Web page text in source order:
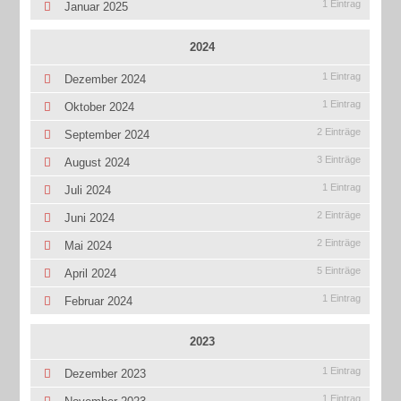
Januar 2025 1 Eintrag
2024
Dezember 2024 1 Eintrag
Oktober 2024 1 Eintrag
September 2024 2 Einträge
August 2024 3 Einträge
Juli 2024 1 Eintrag
Juni 2024 2 Einträge
Mai 2024 2 Einträge
April 2024 5 Einträge
Februar 2024 1 Eintrag
2023
Dezember 2023 1 Eintrag
1 Eintrag